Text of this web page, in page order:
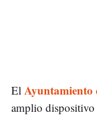
El Ayuntamiento
amplio dispositivo